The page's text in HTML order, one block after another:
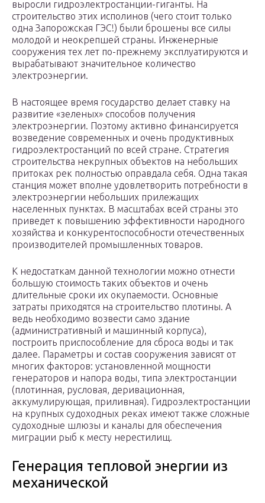
выросли гидроэлектростанции-гиганты. На
строительство этих исполинов (чего стоит только
одна Запорожская ГЭС!) были брошены все силы
молодой и неокрепшей страны. Инженерные
сооружения тех лет по-прежнему эксплуатируются и
вырабатывают значительное количество
электроэнергии.
В настоящее время государство делает ставку на
развитие «зеленых» способов получения
электроэнергии. Поэтому активно финансируется
возведение современных и очень продуктивных
гидроэлектростанций по всей стране. Стратегия
строительства некрупных объектов на небольших
притоках рек полностью оправдала себя. Одна такая
станция может вполне удовлетворить потребности в
электроэнергии небольших прилежащих
населенных пунктах. В масштабах всей страны это
приведет к повышению эффективности народного
хозяйства и конкурентоспособности отечественных
производителей промышленных товаров.
К недостаткам данной технологии можно отнести
большую стоимость таких объектов и очень
длительные сроки их окупаемости. Основные
затраты приходятся на строительство плотины. А
ведь необходимо возвести само здание
(административный и машинный корпуса),
построить приспособление для сброса воды и так
далее. Параметры и состав сооружения зависят от
многих факторов: установленной мощности
генераторов и напора воды, типа электростанции
(плотинная, русловая, деривационная,
аккумулирующая, приливная). Гидроэлектростанции
на крупных судоходных реках имеют также сложные
судоходные шлюзы и каналы для обеспечения
миграции рыб к месту нерестилищ.
Генерация тепловой энергии из
механической